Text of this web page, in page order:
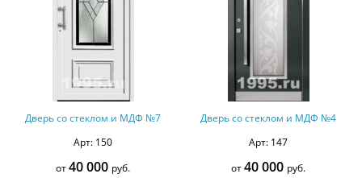
Дверь со стеклом и МДФ №7
Арт: 150
от40 000 руб.
Дверь со стеклом и МДФ №4
Арт: 147
от40 000 руб.